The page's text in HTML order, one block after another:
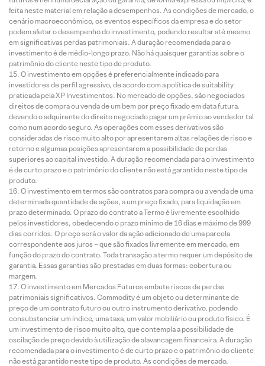
feita neste material em relação a desempenhos. As condições de mercado, o
cenário macroeconômico, os eventos específicos da empresa e do setor
podem afetar o desempenho do investimento, podendo resultar até mesmo
em significativas perdas patrimoniais. A duração recomendada para o
investimento é de médio-longo prazo. Não há quaisquer garantias sobre o
patrimônio do cliente neste tipo de produto.
O investimento em opções é preferencialmente indicado para
investidores de perfil agressivo, de acordo com a política de suitability
praticada pela XP Investimentos. No mercado de opções, são negociados
direitos de compra ou venda de um bem por preço fixado em data futura,
devendo o adquirente do direito negociado pagar um prêmio ao vendedor tal
como num acordo seguro. As operações com esses derivativos são
consideradas de risco muito alto por apresentarem altas relações de risco e
retorno e algumas posições apresentarem a possibilidade de perdas
superiores ao capital investido. A duração recomendada para o investimento
é de curto prazo e o patrimônio do cliente não está garantido neste tipo de
produto.
O investimento em termos são contratos para compra ou a venda de uma
determinada quantidade de ações, a um preço fixado, para liquidação em
prazo determinado. O prazo do contrato a Termo é livremente escolhido
pelos investidores, obedecendo o prazo mínimo de 16 dias e máximo de 999
dias corridos. O preço será o valor da ação adicionado de uma parcela
correspondente aos juros – que são fixados livremente em mercado, em
função do prazo do contrato. Toda transação a termo requer um depósito de
garantia. Essas garantias são prestadas em duas formas: cobertura ou
margem.
O investimento em Mercados Futuros embute riscos de perdas
patrimoniais significativos. Commodity é um objeto ou determinante de
preço de um contrato futuro ou outro instrumento derivativo, podendo
consubstanciar um índice, uma taxa, um valor mobiliário ou produto físico. É
um investimento de risco muito alto, que contempla a possibilidade de
oscilação de preço devido à utilização de alavancagem financeira. A duração
recomendada para o investimento é de curto prazo e o patrimônio do cliente
não está garantido neste tipo de produto. As condições de mercado,